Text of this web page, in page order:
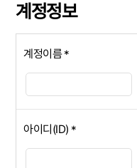
계정정보
계정이름*
아이디(ID) *